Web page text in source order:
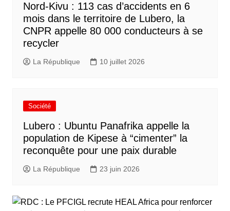
Nord-Kivu : 113 cas d’accidents en 6
mois dans le territoire de Lubero, la
CNPR appelle 80 000 conducteurs à se
recycler
La République 10 juillet 2026
Société
Lubero : Ubuntu Panafrika appelle la
population de Kipese à “cimenter” la
reconquête pour une paix durable
La République 23 juin 2026